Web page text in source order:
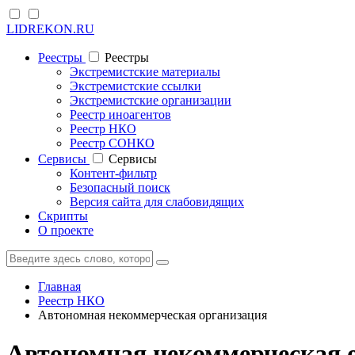
LIDREKON.RU
Реестры
Реестры
Экстремистские материалы
Экстремистские ссылки
Экстремистские организации
Реестр иноагентов
Реестр НКО
Реестр СОНКО
Cервисы
Cервисы
Контент-фильтр
Безопасный поиск
Версия сайта для слабовидящих
Скрипты
О проекте
Главная
Реестр НКО
Автономная некоммерческая организация